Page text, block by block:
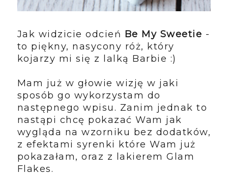
Jak widzicie odcień Be My Sweetie -
to piękny, nasycony róż, który
kojarzy mi się z lalką Barbie :)
Mam już w głowie wizję w jaki
sposób go wykorzystam do
następnego wpisu. Zanim jednak to
nastąpi chcę pokazać Wam jak
wygląda na wzorniku bez dodatków,
z efektami syrenki które Wam już
pokazałam, oraz z lakierem Glam
Flakes.